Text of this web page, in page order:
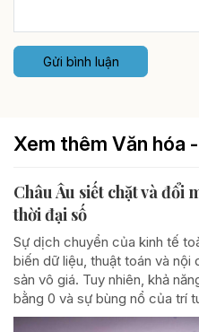
Gửi bình luận
Xem thêm Văn hóa
Châu Âu siết chặt và đổi
thời đại số
Sự dịch chuyển của kinh tế
biến dữ liệu, thuật toán và nội
sản vô giá. Tuy nhiên, khả
bằng 0 và sự bùng nổ của trí